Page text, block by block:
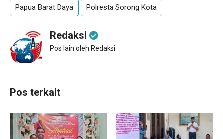
Papua Barat Daya Polresta Sorong Kota
Redaksi
Pos lain oleh Redaksi
Pos terkait